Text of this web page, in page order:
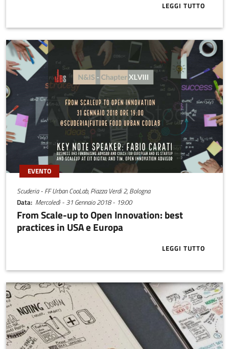
LEGGI TUTTO
ABOUT
EVENTO
Scuderia - FF Urban CooLab, Piazza Verdi 2, Bologna
Data Mercoledì - 31 Gennaio 2018 - 19:00
From Scale-up to Open Innovation: best
practices in USA e Europa
LEGGI TUTTO
ABOUT